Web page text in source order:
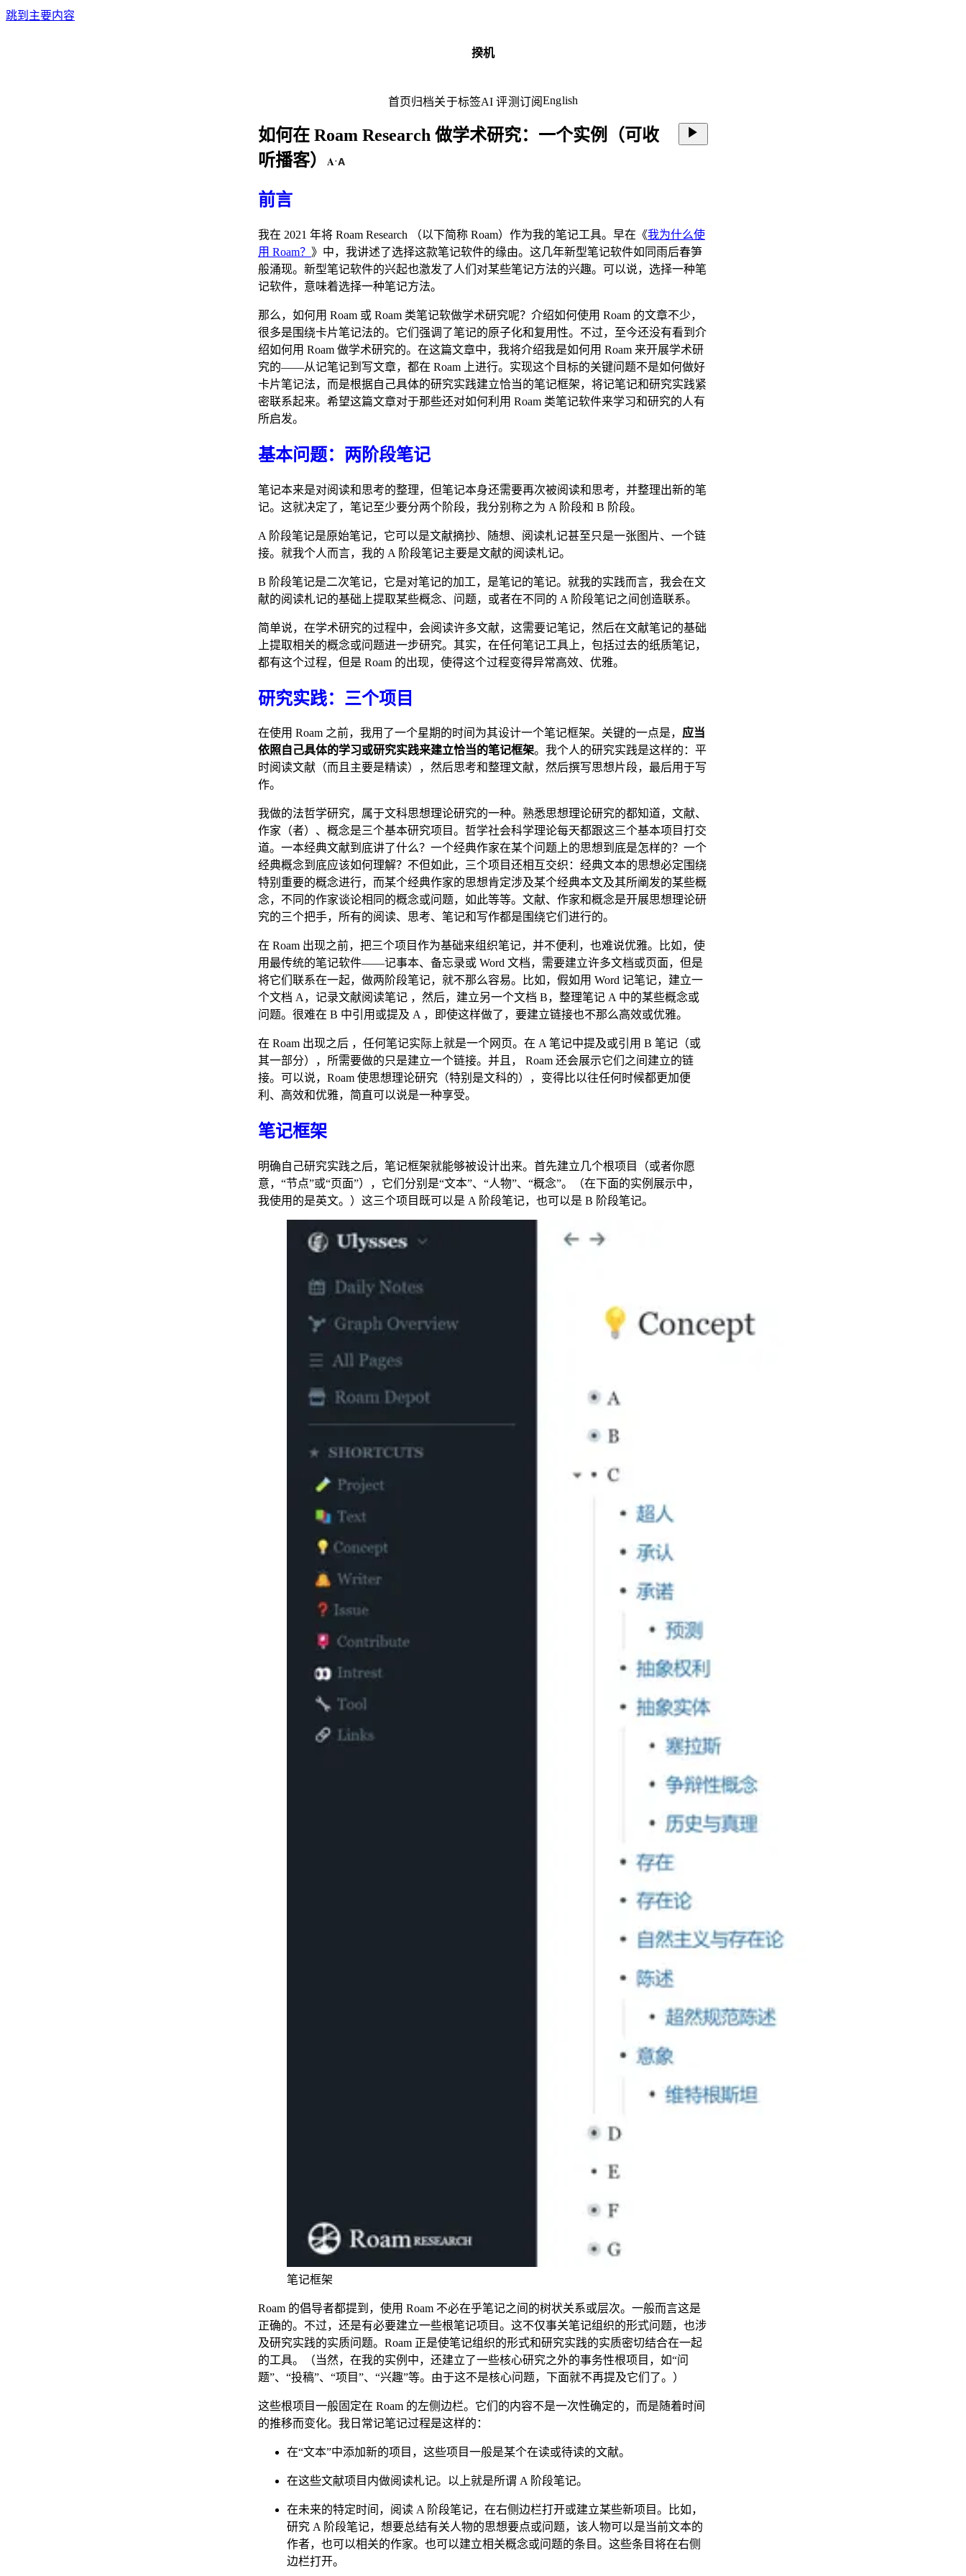
跳到主要内容
揆机
首页归档关于标签AI 评测订阅English
如何在 Roam Research 做学术研究：一个实例
（可收
听播客）
A·A
前言
我在 2021 年将 Roam Research （以下简称 Roam）作为我的笔记工具。早在《我为什么使
用 Roam？ 》中，我讲述了选择这款笔记软件的缘由。这几年新型笔记软件如同雨后春笋
般涌现。新型笔记软件的兴起也激发了人们对某些笔记方法的兴趣。可以说，选择一种笔
记软件，意味着选择一种笔记方法。
那么，如何用 Roam 或 Roam 类笔记软做学术研究呢？介绍如何使用 Roam 的文章不少，
很多是围绕卡片笔记法的。它们强调了笔记的原子化和复用性。不过，至今还没有看到介
绍如何用 Roam 做学术研究的。在这篇文章中，我将介绍我是如何用 Roam 来开展学术研
究的——从记笔记到写文章，都在 Roam 上进行。实现这个目标的关键问题不是如何做好
卡片笔记法，而是根据自己具体的研究实践建立恰当的笔记框架，将记笔记和研究实践紧
密联系起来。希望这篇文章对于那些还对如何利用 Roam 类笔记软件来学习和研究的人有
所启发。
基本问题：两阶段笔记
笔记本来是对阅读和思考的整理，但笔记本身还需要再次被阅读和思考，并整理出新的笔
记。这就决定了，笔记至少要分两个阶段，我分别称之为 A 阶段和 B 阶段。
A 阶段笔记是原始笔记，它可以是文献摘抄、随想、阅读札记甚至只是一张图片、一个链
接。就我个人而言，我的 A 阶段笔记主要是文献的阅读札记。
B 阶段笔记是二次笔记，它是对笔记的加工，是笔记的笔记。就我的实践而言，我会在文
献的阅读札记的基础上提取某些概念、问题，或者在不同的 A 阶段笔记之间创造联系。
简单说，在学术研究的过程中，会阅读许多文献，这需要记笔记，然后在文献笔记的基础
上提取相关的概念或问题进一步研究。其实，在任何笔记工具上，包括过去的纸质笔记，
都有这个过程，但是 Roam 的出现，使得这个过程变得异常高效、优雅。
研究实践：三个项目
在使用 Roam 之前，我用了一个星期的时间为其设计一个笔记框架。关键的一点是， 应当
依照自己具体的学习或研究实践来建立恰当的笔记框架。我个人的研究实践是这样的：平
时阅读文献（而且主要是精读），然后思考和整理文献，然后撰写思想片段，最后用于写
作。
我做的法哲学研究，属于文科思想理论研究的一种。熟悉思想理论研究的都知道，文献、
作家（者）、概念是三个基本研究项目。哲学社会科学理论每天都跟这三个基本项目打交
道。一本经典文献到底讲了什么？一个经典作家在某个问题上的思想到底是怎样的？一个
经典概念到底应该如何理解？不但如此，三个项目还相互交织：经典文本的思想必定围绕
特别重要的概念进行，而某个经典作家的思想肯定涉及某个经典本文及其所阐发的某些概
念，不同的作家谈论相同的概念或问题，如此等等。文献、作家和概念是开展思想理论研
究的三个把手，所有的阅读、思考、笔记和写作都是围绕它们进行的。
在 Roam 出现之前，把三个项目作为基础来组织笔记，并不便利，也难说优雅。比如，使
用最传统的笔记软件——记事本、备忘录或 Word 文档，需要建立许多文档或页面，但是
将它们联系在一起，做两阶段笔记，就不那么容易。比如，假如用 Word 记笔记，建立一
个文档 A，记录文献阅读笔记 ，然后，建立另一个文档 B，整理笔记 A 中的某些概念或
问题。很难在 B 中引用或提及 A ，即使这样做了，要建立链接也不那么高效或优雅。
在 Roam 出现之后 ，任何笔记实际上就是一个网页。在 A 笔记中提及或引用 B 笔记（或
其一部分），所需要做的只是建立一个链接。并且， Roam 还会展示它们之间建立的链
接。可以说，Roam 使思想理论研究（特别是文科的），变得比以往任何时候都更加便
利、高效和优雅，简直可以说是一种享受。
笔记框架
明确自己研究实践之后，笔记框架就能够被设计出来。首先建立几个根项目（或者你愿
意，“节点”或“页面”），它们分别是“文本”、“人物”、“概念”。（在下面的实例展示中，
我使用的是英文。）这三个项目既可以是 A 阶段笔记，也可以是 B 阶段笔记。
笔记框架
Roam 的倡导者都提到，使用 Roam 不必在乎笔记之间的树状关系或层次。一般而言这是
正确的。不过，还是有必要建立一些根笔记项目。这不仅事关笔记组织的形式问题，也涉
及研究实践的实质问题。Roam 正是使笔记组织的形式和研究实践的实质密切结合在一起
的工具。（当然，在我的实例中，还建立了一些核心研究之外的事务性根项目，如“问
题”、“投稿”、“项目”、“兴趣”等。由于这不是核心问题，下面就不再提及它们了。）
这些根项目一般固定在 Roam 的左侧边栏。它们的内容不是一次性确定的，而是随着时间
的推移而变化。我日常记笔记过程是这样的：
在“文本”中添加新的项目，这些项目一般是某个在读或待读的文献。
在这些文献项目内做阅读札记。以上就是所谓 A 阶段笔记。
在未来的特定时间，阅读 A 阶段笔记，在右侧边栏打开或建立某些新项目。比如，
研究 A 阶段笔记，想要总结有关人物的思想要点或问题，该人物可以是当前文本的
作者，也可以相关的作家。也可以建立相关概念或问题的条目。这些条目将在右侧
边栏打开。